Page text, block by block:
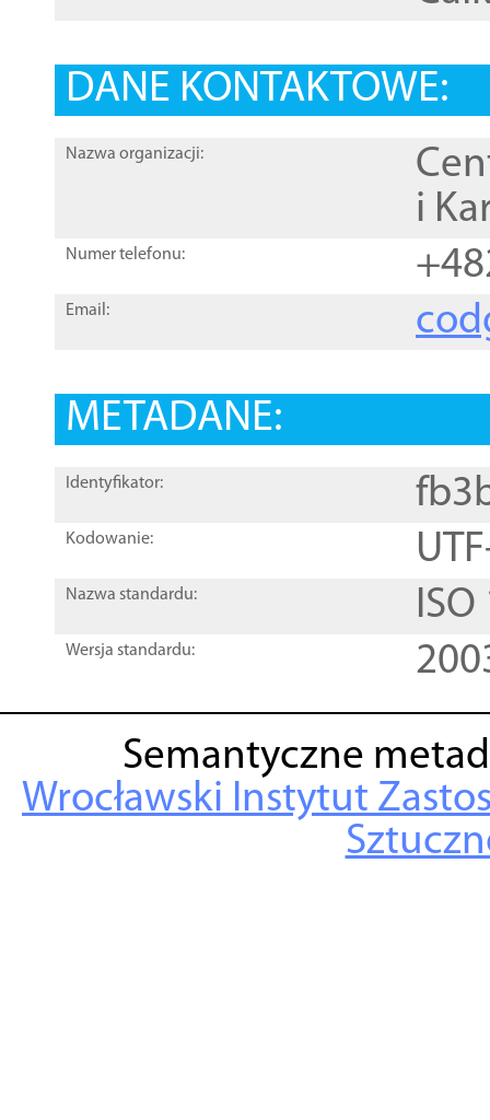
DANE KONTAKTOWE:
Nazwa organizacji:
i
Numer telefonu:
Email:
METADANE:
Identyfikator:
Kodowanie:
Nazwa standardu:
Wersja standardu:
Semantyczne
Wrocławski Instytut